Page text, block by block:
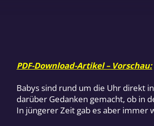
PDF-Download-Artikel – Vorschau:
Babys sind rund um die Uhr direkt
darüber Gedanken gemacht, ob in
In jüngerer Zeit gab es aber immer